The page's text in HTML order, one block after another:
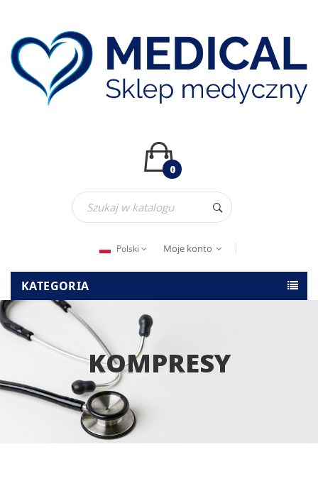
0
Polski Moje konto
KATEGORIA
KOMPRESY